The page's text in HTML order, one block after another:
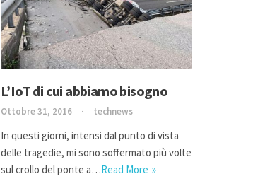
L’IoT di cui abbiamo bisogno
Ottobre 31, 2016 technews
In questi giorni, intensi dal punto di vista
delle tragedie, mi sono soffermato più volte
sul crollo del ponte a…Read More